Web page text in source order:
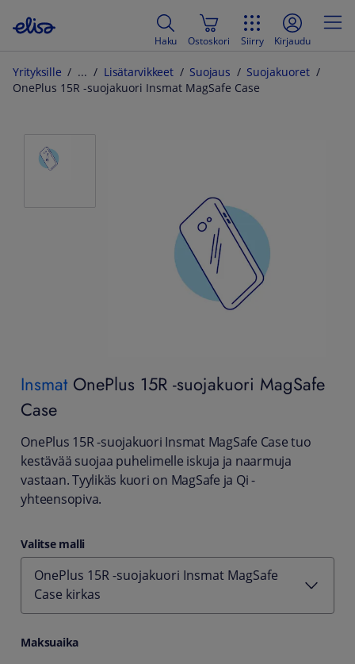
Haku Ostoskori Siirry Kirjaudu
Yrityksille Lisätarvikkeet Suojaus
Suojakuoret
OnePlus 15R -suojakuori Insmat MagSafe Case
Insmat OnePlus 15R -suojakuori MagSafe
Case
OnePlus 15R -suojakuori Insmat MagSafe Case tuo
kestävää suojaa puhelimelle iskuja ja naarmuja
vastaan. Tyylikäs kuori on MagSafe ja Qi -
yhteensopiva.
Valitse malli
OnePlus 15R -suojakuori Insmat MagSafe
Case kirkas
Maksuaika